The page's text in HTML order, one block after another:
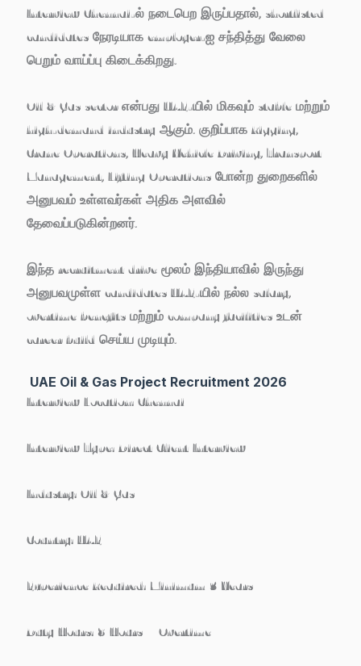
Interview Chennai-ல் நடைபெற இருப்பதால், shortlisted
candidates நேரடியாக employer-ஐ சந்தித்து வேலை
பெறும் வாய்ப்பு கிடைக்கிறது.
Oil & Gas sector என்பது UAE-யில் மிகவும் stable மற்றும்
high-demand industry ஆகும். குறிப்பாக Rigging,
Crane Operations, Heavy Vehicle Driving, Transport
Management, Lifting Operations போன்ற துறைகளில்
அனுபவம் உள்ளவர்கள் அதிக அளவில்
தேவைப்படுகின்றனர்.
இந்த recruitment drive மூலம் இந்தியாவில் இருந்து
அனுபவமுள்ள candidates UAE-யில் நல்ல salary,
overtime benefits மற்றும் company facilities உடன்
career build செய்ய முடியும்.
UAE Oil & Gas Project Recruitment 2026
Interview Location: Chennai
Interview Type: Direct Client Interview
Industry: Oil & Gas
Country: UAE
Experience Required: Minimum 3 Years
Duty Hours: 8 Hours + Overtime